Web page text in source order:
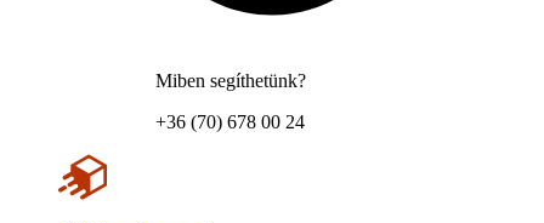
Miben segíthetünk?
+36 (70) 678 00 24